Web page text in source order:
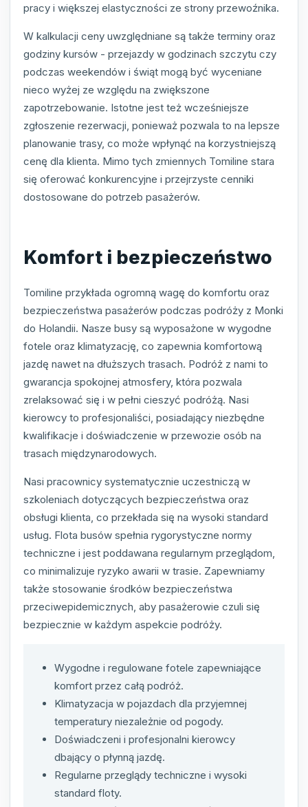
pracy i większej elastyczności ze strony przewoźnika.
W kalkulacji ceny uwzględniane są także terminy oraz
godziny kursów - przejazdy w godzinach szczytu czy
podczas weekendów i świąt mogą być wyceniane
nieco wyżej ze względu na zwiększone
zapotrzebowanie. Istotne jest też wcześniejsze
zgłoszenie rezerwacji, ponieważ pozwala to na lepsze
planowanie trasy, co może wpłynąć na korzystniejszą
cenę dla klienta. Mimo tych zmiennych Tomiline stara
się oferować konkurencyjne i przejrzyste cenniki
dostosowane do potrzeb pasażerów.
Komfort i bezpieczeństwo
Tomiline przykłada ogromną wagę do komfortu oraz
bezpieczeństwa pasażerów podczas podróży z Monki
do Holandii. Nasze busy są wyposażone w wygodne
fotele oraz klimatyzację, co zapewnia komfortową
jazdę nawet na dłuższych trasach. Podróż z nami to
gwarancja spokojnej atmosfery, która pozwala
zrelaksować się i w pełni cieszyć podróżą. Nasi
kierowcy to profesjonaliści, posiadający niezbędne
kwalifikacje i doświadczenie w przewozie osób na
trasach międzynarodowych.
Nasi pracownicy systematycznie uczestniczą w
szkoleniach dotyczących bezpieczeństwa oraz
obsługi klienta, co przekłada się na wysoki standard
usług. Flota busów spełnia rygorystyczne normy
techniczne i jest poddawana regularnym przeglądom,
co minimalizuje ryzyko awarii w trasie. Zapewniamy
także stosowanie środków bezpieczeństwa
przeciwepidemicznych, aby pasażerowie czuli się
bezpiecznie w każdym aspekcie podróży.
Wygodne i regulowane fotele zapewniające
komfort przez całą podróż.
Klimatyzacja w pojazdach dla przyjemnej
temperatury niezależnie od pogody.
Doświadczeni i profesjonalni kierowcy
dbający o płynną jazdę.
Regularne przeglądy techniczne i wysoki
standard floty.